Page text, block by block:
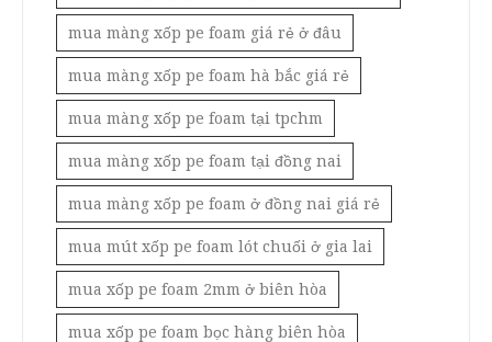
mua màng xốp pe foam giá rẻ ở đâu
mua màng xốp pe foam hà bắc giá rẻ
mua màng xốp pe foam tại tpchm
mua màng xốp pe foam tại đồng nai
mua màng xốp pe foam ở đồng nai giá rẻ
mua mút xốp pe foam lót chuối ở gia lai
mua xốp pe foam 2mm ở biên hòa
mua xốp pe foam bọc hàng biên hòa